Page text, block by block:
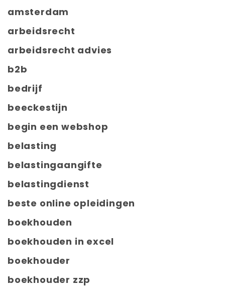
amsterdam
arbeidsrecht
arbeidsrecht advies
b2b
bedrijf
beeckestijn
begin een webshop
belasting
belastingaangifte
belastingdienst
beste online opleidingen
boekhouden
boekhouden in excel
boekhouder
boekhouder zzp